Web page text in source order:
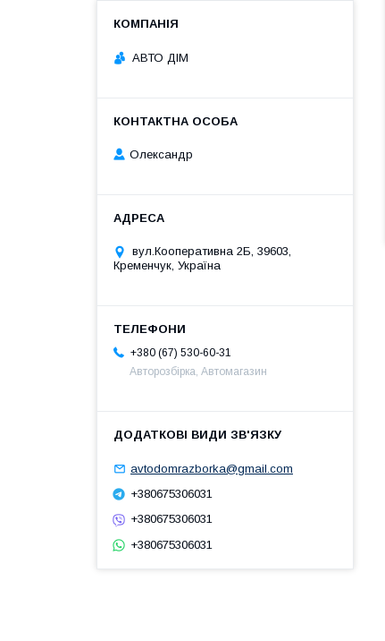
АВТО ДІМ
Олександр
вул.Кооперативна 2Б, 39603,
Кременчук, Україна
+380 (67) 530-60-31
Авторозбірка, Автомагазин
avtodomrazborka@gmail.com
+380675306031
+380675306031
+380675306031